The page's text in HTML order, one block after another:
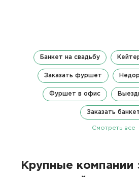
Банкет на свадьбу
Заказать фуршет
Фуршет в офис
Заказать
Смотреть все
Крупные компании